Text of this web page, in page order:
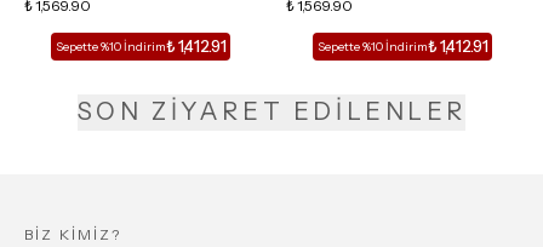
KÜT BURUN KADIN İNCE
TOPUKLU TERLİK
₺ 1,569.90
Sepette %10 İndirim₺ 1,412.91
KÜT BURUN KADIN İNCE
TOPUKLU TERLİK
₺ 1,569.90
Sepette %10 İndirim₺ 1,412.91
SON ZİYARET EDİLENLER
BİZ KİMİZ?